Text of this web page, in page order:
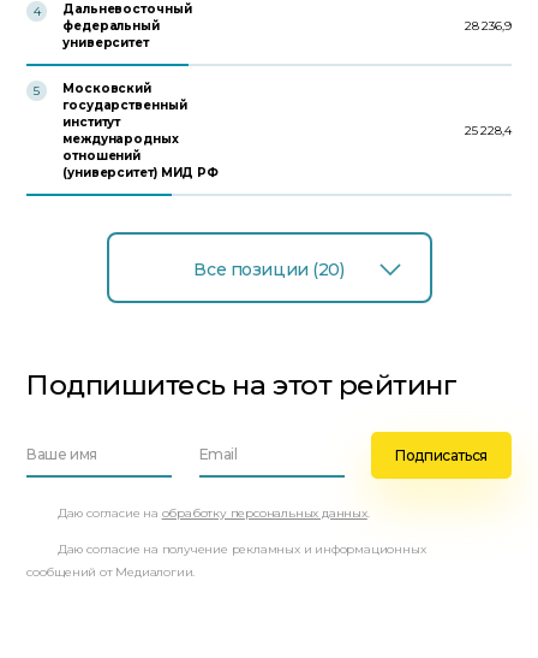
4
Дальневосточный
федеральный
университет
28 236,9
5
Московский
государственный
институт
международных
отношений
(университет) МИД РФ
25 228,4
Все позиции (20)
Подпишитесь на этот рейтинг
Даю согласие на обработку персональных данных.
Даю согласие на получение рекламных и информационных
сообщений от Медиалогии.